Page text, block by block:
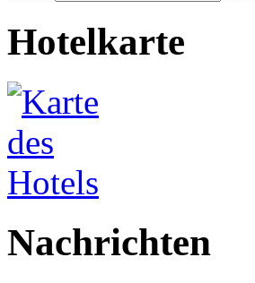
Hotelkarte
Nachrichten